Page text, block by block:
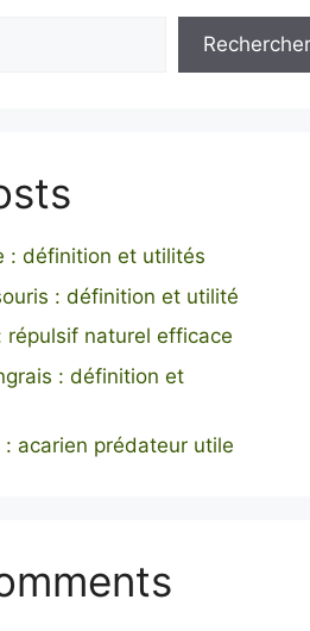
Rechercher
: définition et utilités
: définition et utilité
répulsif naturel efficace
: définition et
acarien prédateur utile